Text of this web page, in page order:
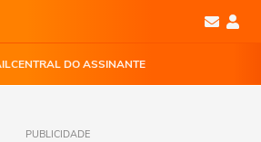
CENTRAL DO ASSINANTE
PUBLICIDADE